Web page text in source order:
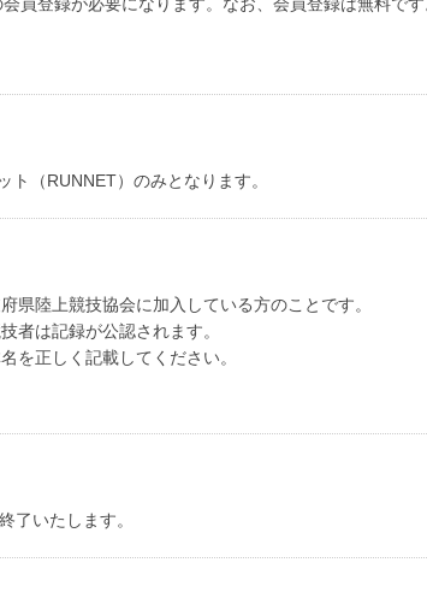
（RUNNET）のみとなります。
県陸上競技協会に加入している方のことです。
者は記録が公認されます。
を正しく記載してください。
了いたします。